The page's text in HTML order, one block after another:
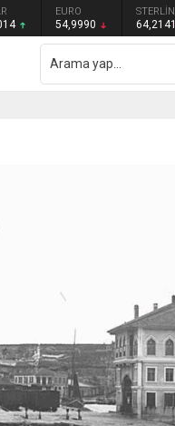
EURO
54,9990
STERLİN
64,2141